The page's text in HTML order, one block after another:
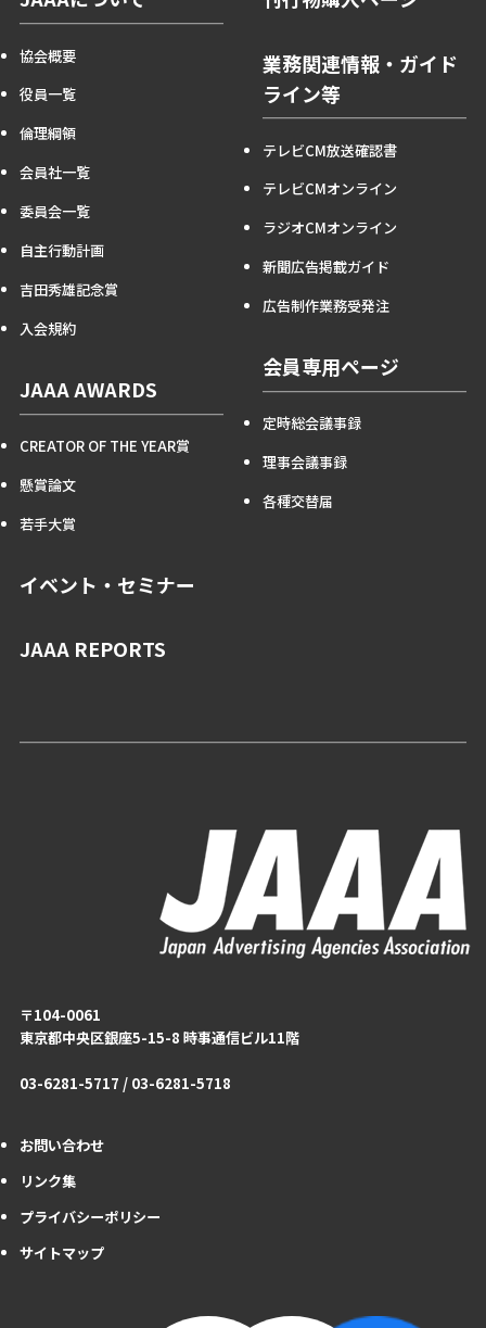
協会概要
役員一覧
倫理綱領
会員社一覧
委員会一覧
自主行動計画
吉田秀雄記念賞
入会規約
JAAA AWARDS
CREATOR OF THE YEAR賞
懸賞論文
若手大賞
イベント・セミナー
JAAA REPORTS
業務関連情報・ガイド
ライン等
テレビCM放送確認書
テレビCMオンライン
ラジオCMオンライン
新聞広告掲載ガイド
広告制作業務受発注
会員専用ページ
定時総会議事録
理事会議事録
各種交替届
〒104-0061
東京都中央区銀座5-15-8 時事通信ビル11階
03-6281-5717 / 03-6281-5718
お問い合わせ
リンク集
プライバシーポリシー
サイトマップ